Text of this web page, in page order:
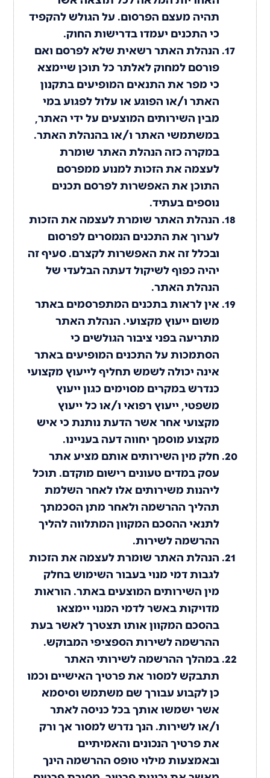
תהיה מעצם הפרסום. על הגולש להקפיד
כי התכנים יעמדו בדרישות החוק.
הנהלת האתר רשאית שלא לפרסם ואם
פורסם למחוק לאלתר כל תוכן שיימצא
כי מפר את התנאים המופיעים בתקנון
האתר ו/או הפוגע או עלול לפגוע במי
מבין השירותים המוצעים על ידי האתר,
במשתמשי האתר ו/או בהנהלת האתר.
במקרה כזה הנהלת האתר שומרת
לעצמה את הזכות למנוע ממפרסם
התוכן את האפשרות לפרסם תכנים
נוספים בעתיד.
הנהלת האתר שומרת לעצמה את הזכות
לערוך את התכנים הנמסרים לפרסום
ובכלל זה את האפשרות לקצרם. סעיף זה
יהיה כפוף לשיקול דעתה הבלעדי של
הנהלת האתר.
אין לראות בתכנים המתפרסמים באתר
משום ייעוץ מקצועי. הנהלת האתר
מתריעה בפני ציבור הגולשים כי
הסתמכות על התכנים המופיעים באתר
אינה יכולה לשמש תחליף לייעוץ מקצועי
כנדרש במקרים מסוימים כגון ייעוץ
משפטי, ייעוץ רפואי ו/או כל ייעוץ
מקצועי אחר אשר הדעת נותנת כי איש
מקצוע מוסמך יחווה דעה בעניינו.
חלק מין השירותים אותם מציע אתר
עסק במדים טעונים רישום מוקדם. תוכל
ליהנות משירותים אלו לאחר השלמת
תהליך ההרשמה ולאחר מתן הסכמתך
לתנאי ההסכם המקוון המתלווה להליך
ההרשמה לשירות.
הנהלת האתר שומרת לעצמה את הזכות
לגבות דמי מנוי בעבור השימוש בחלק
מין השירותים המוצעים באתר. הוראות
מדויקות באשר לדמי המנוי יימצאו
בהסכם המקוון אותו תצטרך לאשר בעת
ההרשמה לשירות הספציפי המבוקש.
במהלך ההרשמה לשירותי האתר
תתבקש למסור את פרטיך האישיים וכמו
כן לקבוע עבורך שם משתמש וסיסמא
אשר ישמשו אותך בכל כניסה לאתר
ו/או לשירות. הנך נדרש למסור אך ורק
את פרטיך הנכונים והאמיתיים
ובאמצעות מילוי טופס ההרשמה הינך